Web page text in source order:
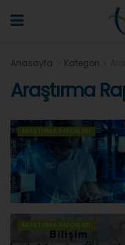
Anasayfa Kategori
Araştırma
ARAŞTIRMA RAPORLARI
ARAŞTIRMA RAPORLARI